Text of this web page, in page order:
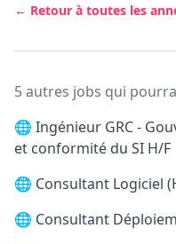
← Retour à toutes les
5 autres jobs qui
🌐 Ingénieur GRC -
et conformité du SI H/F
🌐 Consultant Logiciel
🌐 Consultant